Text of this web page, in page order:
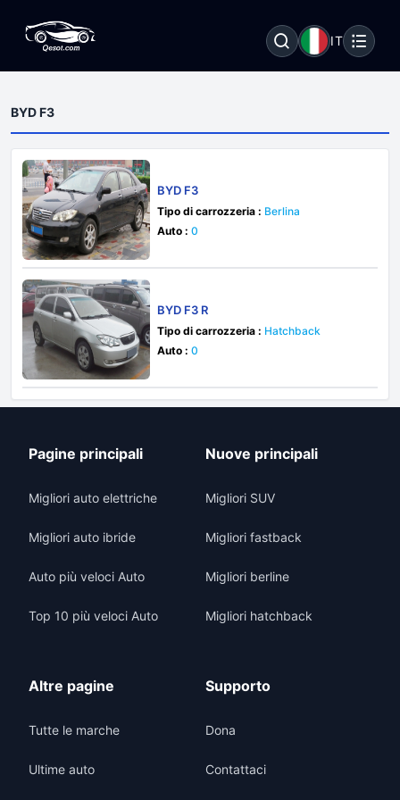
IT
BYD F3
BYD F3
Tipo di carrozzeria : Berlina
Auto : 0
BYD F3 R
Tipo di carrozzeria : Hatchback
Auto : 0
Pagine principali
Migliori auto elettriche
Migliori auto ibride
Auto più veloci Auto
Top 10 più veloci Auto
Nuove principali
Migliori SUV
Migliori fastback
Migliori berline
Migliori hatchback
Altre pagine
Tutte le marche
Ultime auto
Supporto
Dona
Contattaci